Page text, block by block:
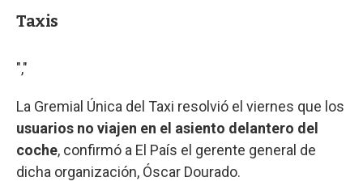
Taxis
","
La Gremial Única del Taxi resolvió el viernes que los
usuarios no viajen en el asiento delantero del
coche, confirmó a El País el gerente general de
dicha organización, Óscar Dourado.